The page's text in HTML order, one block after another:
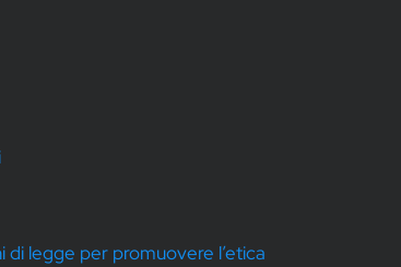
di legge per promuovere l’etica